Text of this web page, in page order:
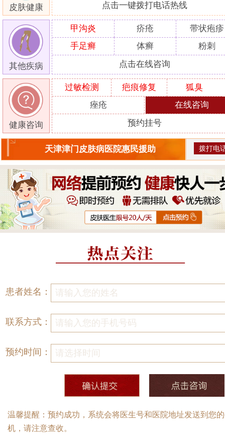
皮肤健康 点击一键拨打电话热线
其他疾病
甲沟炎 疥疮
带状疱疹
手足癣
体癣 粉刺
点击在线咨询
健康咨询
过敏检测 疤痕修复
狐臭
痤疮
在线咨询
预约挂号
天津津门皮肤病医院惠民援助 拨打电
患者姓名：
联系方式：
预约时间：
温馨提醒：预约成功，系统会将医生号和医院地址发送到您
机，请注意查收。